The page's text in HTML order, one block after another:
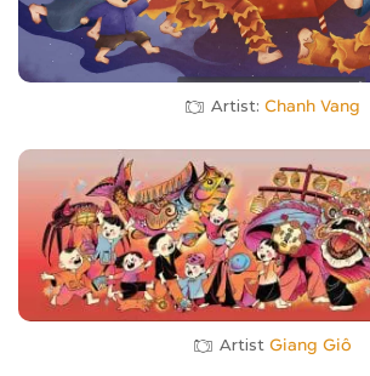
Artist: Chanh Vang
Artist Giang Giô